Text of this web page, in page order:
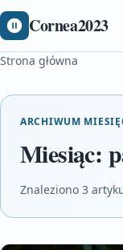
Cornea2023
Strona główna
ARCHIWUM
Miesiąc:
Znaleziono 3